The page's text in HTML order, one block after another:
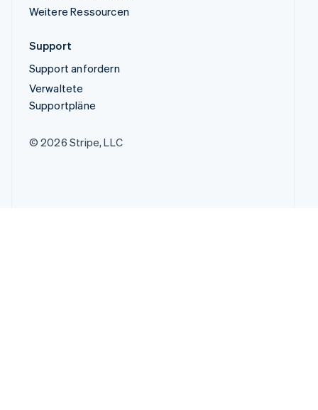
Weitere Ressourcen
Support
Support anfordern
Verwaltete
Supportpläne
© 2026 Stripe, LLC